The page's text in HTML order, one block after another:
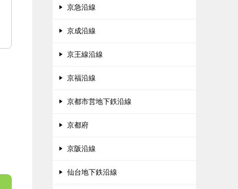
京急沿線
京成沿線
京王線沿線
京福沿線
京都市営地下鉄沿線
京都府
京阪沿線
仙台地下鉄沿線